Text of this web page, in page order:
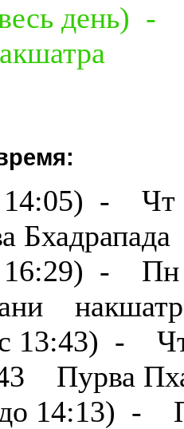
(весь
(с 14:05)
(с 16:29)
(с 13:43)
Пурва
(до